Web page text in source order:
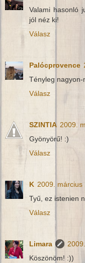
Valami hasonló
jól néz ki!
Válasz
Palócprovence
Tényleg
Válasz
SZINTIA 2009.
Gyönyörű! :)
Válasz
K 2009. március
Tyű, ez istenien
Válasz
Limara
Köszönöm! :))